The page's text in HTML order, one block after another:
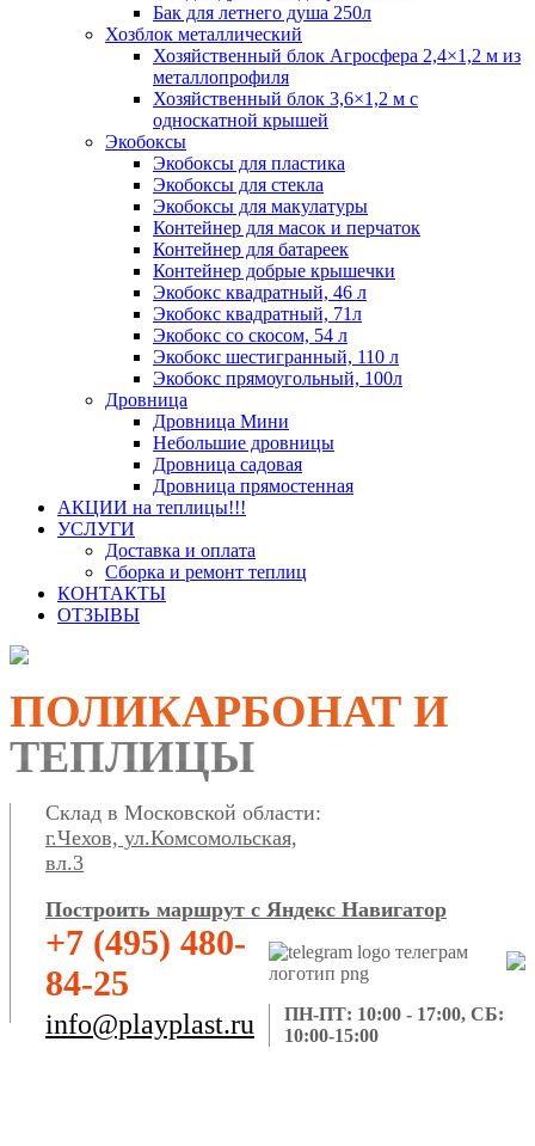
Бак для летнего душа 250л
Хозблок металлический
Хозяйственный блок Агросфера 2,4×1,2 м из
металлопрофиля
Хозяйственный блок 3,6×1,2 м с
односкатной крышей
Экобоксы
Экобоксы для пластика
Экобоксы для стекла
Экобоксы для макулатуры
Контейнер для масок и перчаток
Контейнер для батареек
Контейнер добрые крышечки
Экобокс квадратный, 46 л
Экобокс квадратный, 71л
Экобокс со скосом, 54 л
Экобокс шестигранный, 110 л
Экобокс прямоугольный, 100л
Дровница
Дровница Мини
Небольшие дровницы
Дровница садовая
Дровница прямостенная
АКЦИИ на теплицы!!!
УСЛУГИ
Доставка и оплата
Сборка и ремонт теплиц
КОНТАКТЫ
ОТЗЫВЫ
ПОЛИКАРБОНАТ И
ТЕПЛИЦЫ
Склад в Московской области:
г.Чехов, ул.Комсомольская,
вл.3
Построить маршрут с Яндекс Навигатор
+7 (495) 480-
84-25
info@playplast.ru
ПН-ПТ: 10:00 - 17:00, СБ:
10:00-15:00